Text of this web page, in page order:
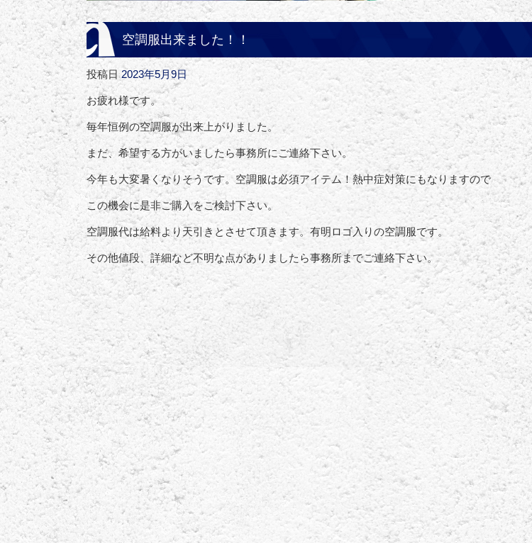
空調服出来ました！！
投稿日 2023年5月9日
お疲れ様です。
毎年恒例の空調服が出来上がりました。
まだ、希望する方がいましたら事務所にご連絡下さい。
今年も大変暑くなりそうです。空調服は必須アイテム！熱中症対策にもなりますので
この機会に是非ご購入をご検討下さい。
空調服代は給料より天引きとさせて頂きます。有明ロゴ入りの空調服です。
その他値段、詳細など不明な点がありましたら事務所までご連絡下さい。